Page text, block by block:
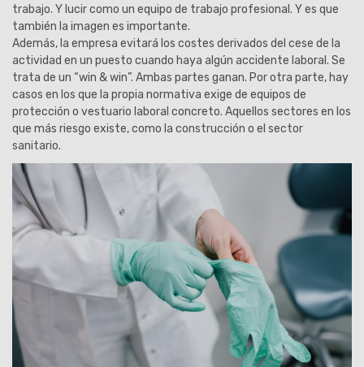
trabajo. Y lucir como un equipo de trabajo profesional. Y es que
también la imagen es importante.
Además, la empresa evitará los costes derivados del cese de la
actividad en un puesto cuando haya algún accidente laboral. Se
trata de un “win & win”. Ambas partes ganan. Por otra parte, hay
casos en los que la propia normativa exige de equipos de
protección o vestuario laboral concreto. Aquellos sectores en los
que más riesgo existe, como la construcción o el sector
sanitario.